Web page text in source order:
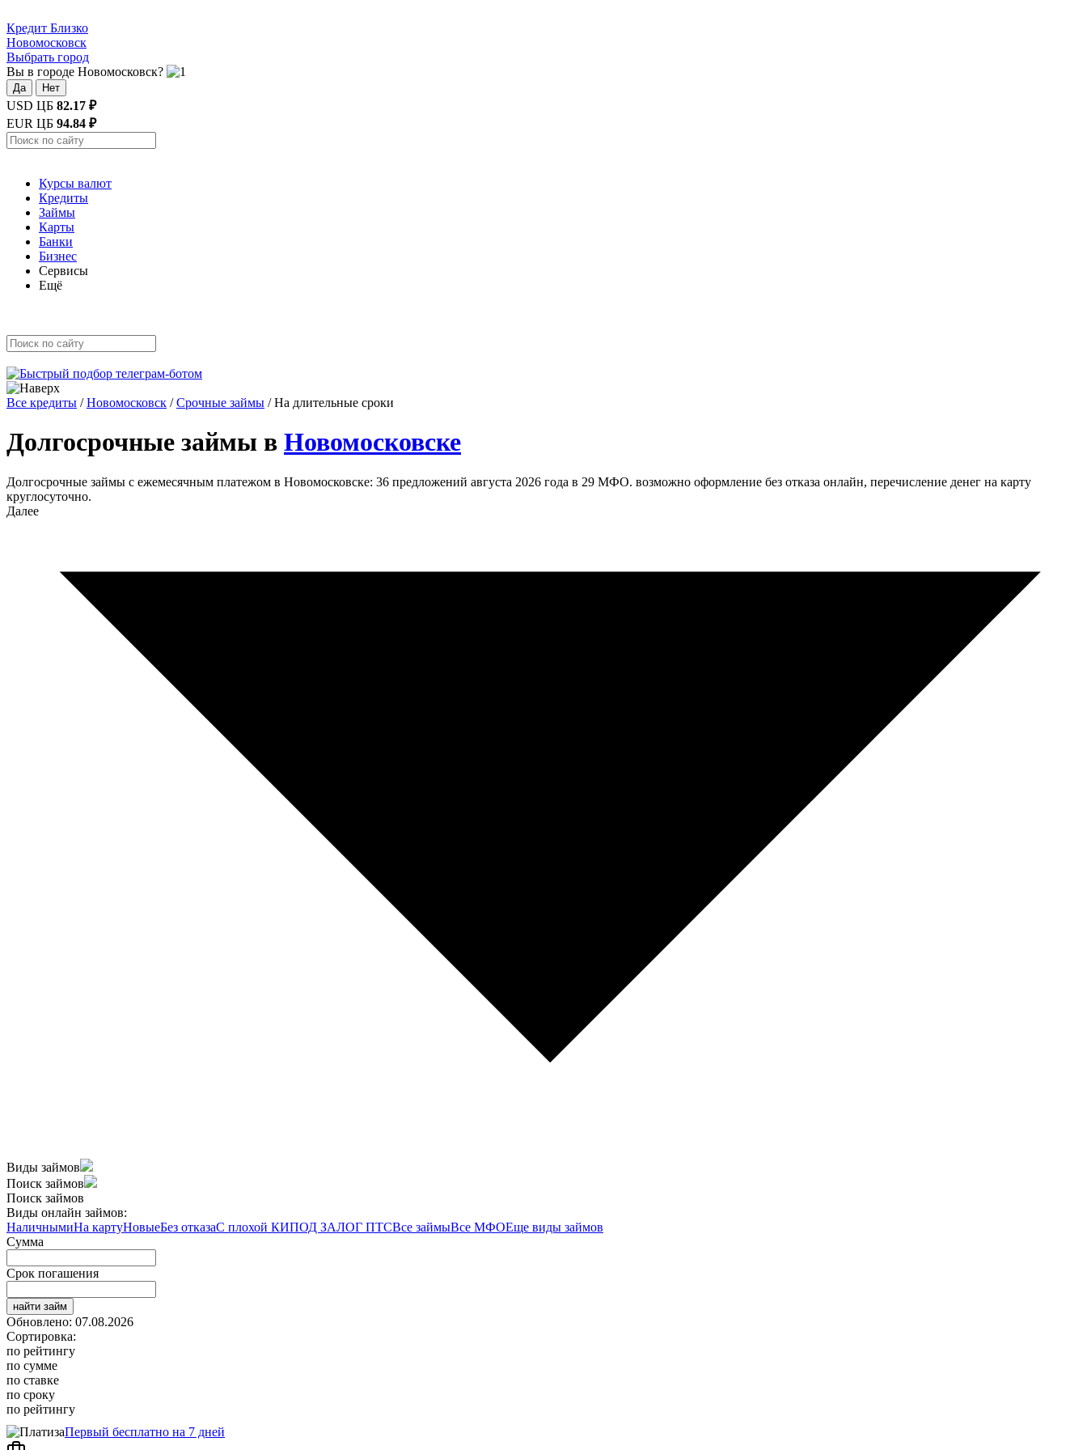
Кредит Близко
Новомосковск
Выбрать город
Вы в городе Новомосковск?
Да Нет
USD ЦБ 82.17 ₽
EUR ЦБ 94.84 ₽
Курсы валют
Кредиты
Займы
Карты
Банки
Бизнес
Сервисы
Ещё
Все кредиты /Новомосковск /Срочные займы /На длительные сроки
Долгосрочные займы в Новомосковске
Долгосрочные займы с ежемесячным платежом в Новомосковске: 36 предложений августа 2026 года в 29 МФО. возможно оформление без отказа онлайн, перечисление денег на карту
круглосуточно.
Далее
Виды займов
Поиск займов
Поиск займов
Виды онлайн займов:
НаличнымиНа картуНовыеБез отказаС плохой КИПОД ЗАЛОГ ПТСВсе займыВсе МФОЕще виды займов
Сумма
Срок погашения
найти займ
Обновлено: 07.08.2026
Сортировка:
по рейтингу
по сумме
по ставке
по сроку
по рейтингу
Первый бесплатно на 7 дней